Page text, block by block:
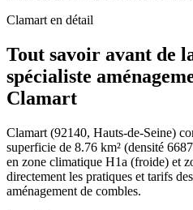
Clamart en détail
Tout savoir avant de
spécialiste
Clamart
Clamart (92140, Hauts-de-Seine)
superficie de 8.76 km² (densité
en zone climatique H1a (froide) et
directement les pratiques et tarifs
aménagement de combles.